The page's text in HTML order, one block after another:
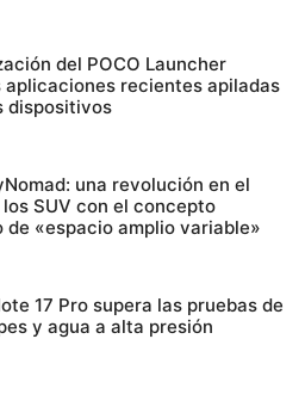
del POCO Launcher
aplicaciones recientes apiladas
dispositivos
una revolución en el
SUV con el concepto
«espacio amplio variable»
17 Pro supera las pruebas de
y agua a alta presión